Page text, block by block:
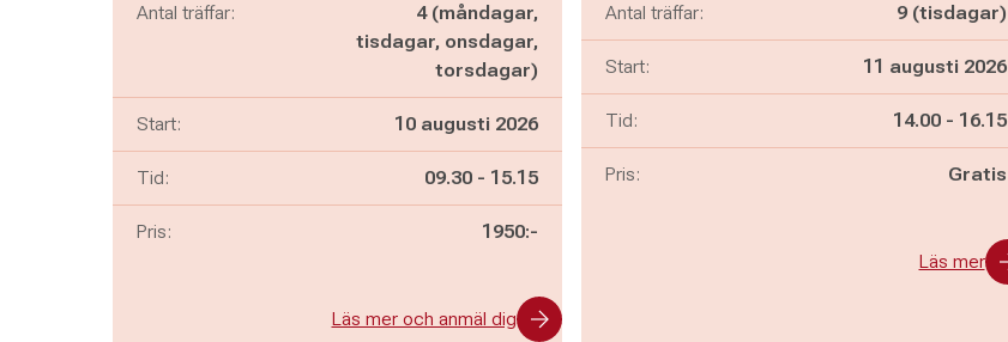
Antal träffar:
4 (måndagar,
tisdagar, onsdagar,
torsdagar)
Start: 10 augusti 2026
Tid: Pågår mellan
09.30 - och
15.15
Pris: 1950:-
Läs mer och anmäl dig
Antal träffar: 9 (tisdagar)
Start: 11 augusti 2026
Tid: Pågår mellan
14.00 - och
16.15
Pris: Gratis
Läs mer